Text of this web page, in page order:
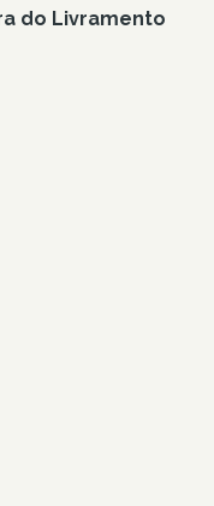
do Livramento